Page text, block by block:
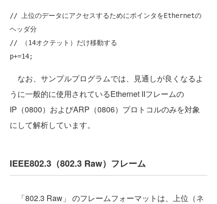
// 上位のデータにアクセスするためにポインタをEthernetの
ヘッダ分
// （14オクテット）だけ移動する
なお、サンプルプログラムでは、見通しが良くなるよ
うに一般的に使用されているEthernet IIフレームの
IP（0800）およびARP（0806）プロトコルのみを対象
にして解析しています。
IEEE802.3（802.3 Raw）フレーム
「802.3 Raw」 のフレームフォーマットは、上位（ネ